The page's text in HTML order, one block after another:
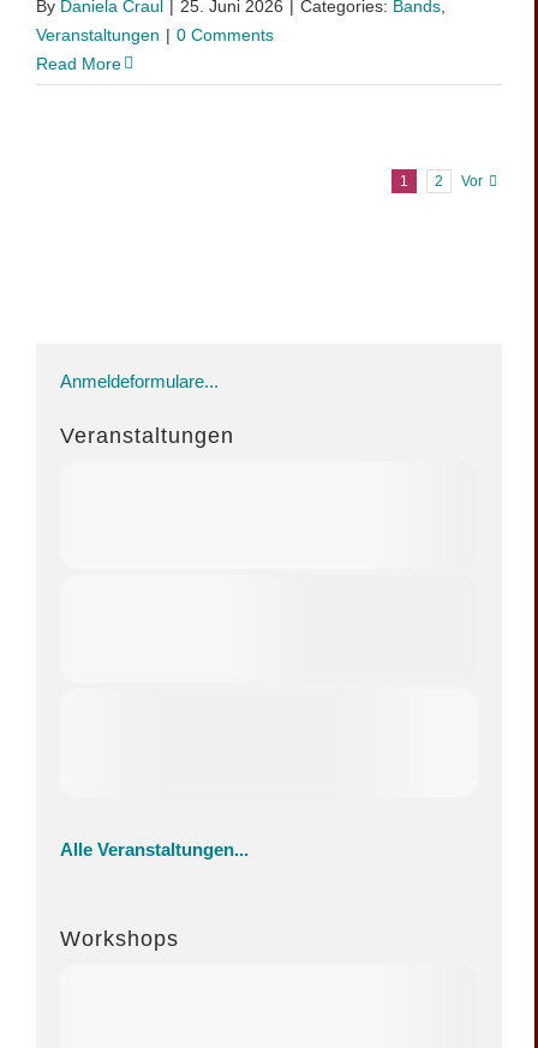
By Daniela Craul | 25. Juni 2026 | Categories: Bands
Veranstaltungen | 0 Comments
Read More
1 2 Vor
Anmeldeformulare...
Veranstaltungen
Alle Veranstaltungen...
Workshops